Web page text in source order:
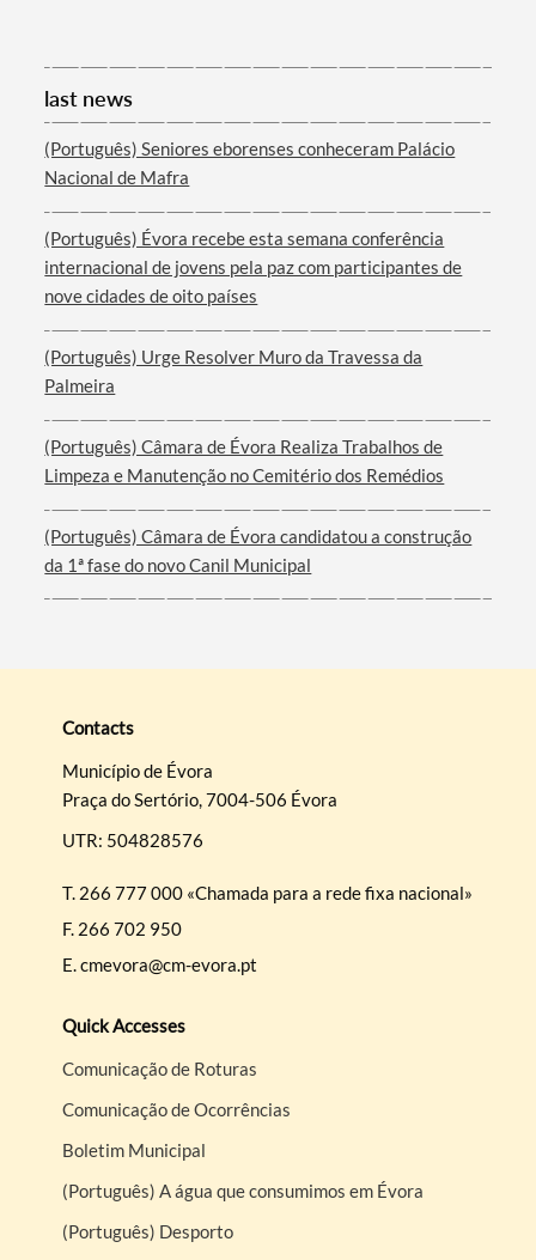
last news
(Português) Seniores eborenses conheceram Palácio
Nacional de Mafra
(Português) Évora recebe esta semana conferência
internacional de jovens pela paz com participantes de
nove cidades de oito países
(Português) Urge Resolver Muro da Travessa da
Palmeira
(Português) Câmara de Évora Realiza Trabalhos de
Limpeza e Manutenção no Cemitério dos Remédios
(Português) Câmara de Évora candidatou a construção
da 1ª fase do novo Canil Municipal
Contacts
Município de Évora
Praça do Sertório, 7004-506 Évora
UTR: 504828576
T. 266 777 000 «Chamada para a rede fixa nacional»
F. 266 702 950
E.cmevora@cm-evora.pt
Quick Accesses
Comunicação de Roturas
Comunicação de Ocorrências
Boletim Municipal
(Português) A água que consumimos em Évora
(Português) Desporto